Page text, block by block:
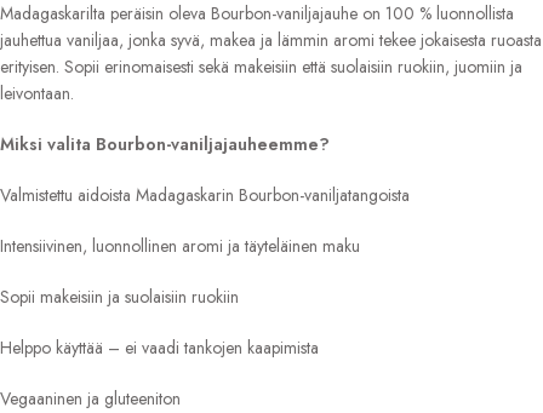
Madagaskarilta peräisin oleva Bourbon-vaniljajauhe on 100 % luonnollista
jauhettua vaniljaa, jonka syvä, makea ja lämmin aromi tekee jokaisesta ruoasta
erityisen. Sopii erinomaisesti sekä makeisiin että suolaisiin ruokiin, juomiin ja
leivontaan.
Miksi valita Bourbon-vaniljajauheemme?
Valmistettu aidoista Madagaskarin Bourbon-vaniljatangoista
Intensiivinen, luonnollinen aromi ja täyteläinen maku
Sopii makeisiin ja suolaisiin ruokiin
Helppo käyttää – ei vaadi tankojen kaapimista
Vegaaninen ja gluteeniton